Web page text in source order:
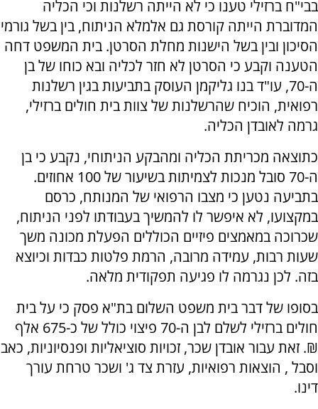
בבי"ח ברזילי טענו כי לא הייתה רשלנות וכי הכליה
המדוברת הייתה קורסת גם אלמלא הניתוח, בין בשל גורמי
הסיכון ובין בשל הישנות מחלת הסרטן. בית המשפט דחה
הטענה וקבע כי הסרטן לא חזר לכליה ובא כוחו של בן
ה-70, עו"ד בנו גליקמן העוסק בתביעות בגין רשלנות
רפואית, הוכיח שהרשלנות של צוות בית חולים ברזילי,
גרמה לאובדן הכליה.
כתוצאה מכריתת הכליה ומהבקע הניתוחי, נקבע כי בן
ה-70 סובל מנכות לצמיתות בשיעור של 100 אחוזים.
בתביעה נטען כי מצבו הרפואי של המנותח, כרסם
במקצועו, לא איפשר לו להמשיך בעבודתו לפני הניתוח,
שכרוכה במאמצים פיזיים הכוללים הפעלת מכונה משך
שעות רבות, עמידה מרובה, הרמת פלטות כבדות וכיוצא
בזה. לכן נגרמה לו פגיעה תפקודית מלאה.
בסופו של דבר בית משפט השלום בת"א פסק כי על בית
חולים ברזילי לשלם לבן ה-70 פיצוי כולל של כ-675 אלף
₪. זאת עבור אובדן שכר, זכויות סוציאליות ופנסיוניות, כאב
וסבל , הוצאות רפואיות, עזרת צד ג' ושכר טרחת עורך
דינו.